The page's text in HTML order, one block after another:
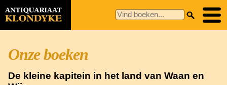
Onze boeken
De kleine kapitein in het land van Waan en